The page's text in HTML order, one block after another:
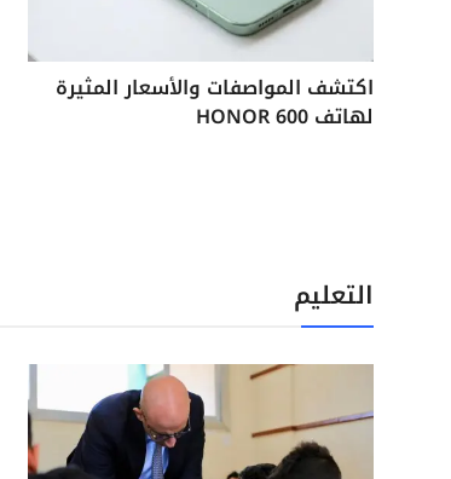
اكتشف المواصفات والأسعار المثيرة
لهاتف HONOR 600
التعليم